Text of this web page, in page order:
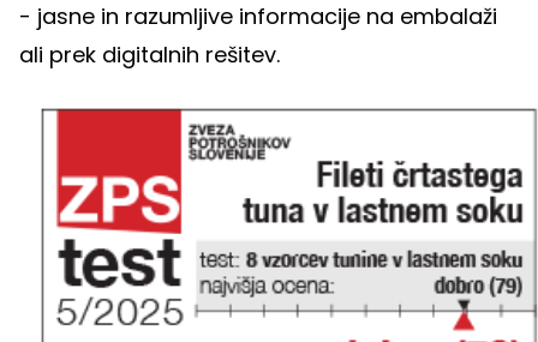
- jasne in razumljive informacije na embalaži
ali prek digitalnih rešitev.